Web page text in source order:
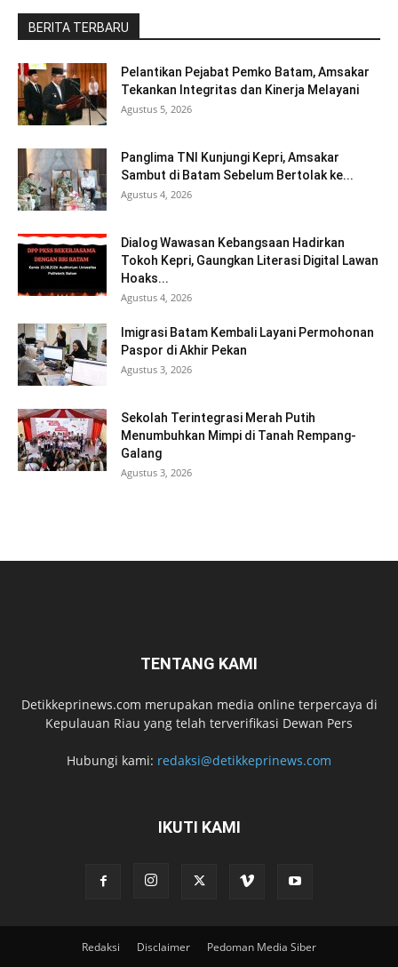
BERITA TERBARU
Pelantikan Pejabat Pemko Batam, Amsakar
Tekankan Integritas dan Kinerja Melayani
Agustus 5, 2026
Panglima TNI Kunjungi Kepri, Amsakar
Sambut di Batam Sebelum Bertolak ke...
Agustus 4, 2026
Dialog Wawasan Kebangsaan Hadirkan
Tokoh Kepri, Gaungkan Literasi Digital Lawan
Hoaks...
Agustus 4, 2026
Imigrasi Batam Kembali Layani Permohonan
Paspor di Akhir Pekan
Agustus 3, 2026
Sekolah Terintegrasi Merah Putih
Menumbuhkan Mimpi di Tanah Rempang-
Galang
Agustus 3, 2026
TENTANG KAMI
Detikkeprinews.com merupakan media online terpercaya di
Kepulauan Riau yang telah terverifikasi Dewan Pers
Hubungi kami: redaksi@detikkeprinews.com
IKUTI KAMI
Redaksi Disclaimer Pedoman Media Siber